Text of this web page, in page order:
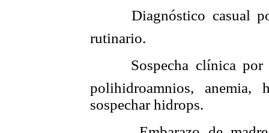
 Diagnóstico casual
rutinario.
 Sospecha clínica por
polihidroamnios, anemia,
sospechar hidrops.